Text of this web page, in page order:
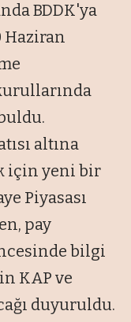
BDDK'ya
Haziran
altına
için yeni bir
Piyasası
pay
bilgi
KAP ve
duyuruldu.